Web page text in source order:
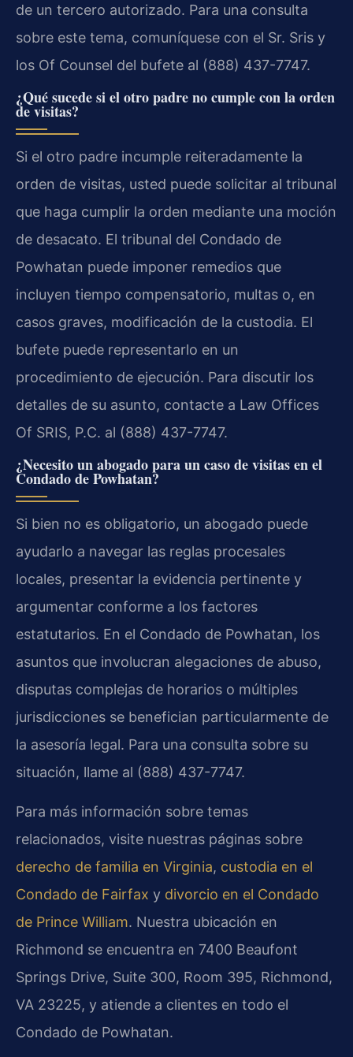
de un tercero autorizado. Para una consulta
sobre este tema, comuníquese con el Sr. Sris y
los Of Counsel del bufete al (888) 437-7747.
¿Qué sucede si el otro padre no cumple con la orden
de visitas?
Si el otro padre incumple reiteradamente la
orden de visitas, usted puede solicitar al tribunal
que haga cumplir la orden mediante una moción
de desacato. El tribunal del Condado de
Powhatan puede imponer remedios que
incluyen tiempo compensatorio, multas o, en
casos graves, modificación de la custodia. El
bufete puede representarlo en un
procedimiento de ejecución. Para discutir los
detalles de su asunto, contacte a Law Offices
Of SRIS, P.C. al (888) 437-7747.
¿Necesito un abogado para un caso de visitas en el
Condado de Powhatan?
Si bien no es obligatorio, un abogado puede
ayudarlo a navegar las reglas procesales
locales, presentar la evidencia pertinente y
argumentar conforme a los factores
estatutarios. En el Condado de Powhatan, los
asuntos que involucran alegaciones de abuso,
disputas complejas de horarios o múltiples
jurisdicciones se benefician particularmente de
la asesoría legal. Para una consulta sobre su
situación, llame al (888) 437-7747.
Para más información sobre temas
relacionados, visite nuestras páginas sobre
derecho de familia en Virginia, custodia en el
Condado de Fairfax y divorcio en el Condado
de Prince William. Nuestra ubicación en
Richmond se encuentra en 7400 Beaufont
Springs Drive, Suite 300, Room 395, Richmond,
VA 23225, y atiende a clientes en todo el
Condado de Powhatan.